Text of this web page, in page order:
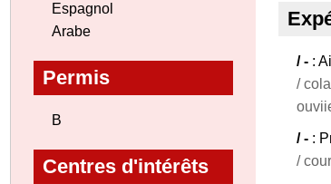
Espagnol
Arabe
Permis
B
Centres d'intérêts
/ - :
/
/ - :
/